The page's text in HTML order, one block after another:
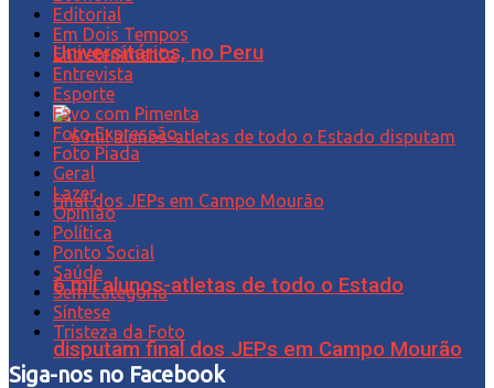
Universitários, no Peru
6 mil alunos-atletas de todo o Estado
disputam final dos JEPs em Campo Mourão
Editorial
Em Dois Tempos
Entretenimento
Entrevista
Esporte
Favo com Pimenta
Foto Expressão…
Foto Piada
Geral
Lazer
Opinião
Política
Ponto Social
Saúde
Sem categoria
Síntese
Tristeza da Foto
Siga-nos no Facebook